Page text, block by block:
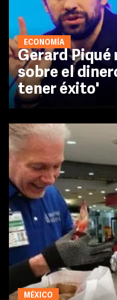
ECONOMÍA
Gerard Piqué
sobre el
tener éxito'
MÉXICO